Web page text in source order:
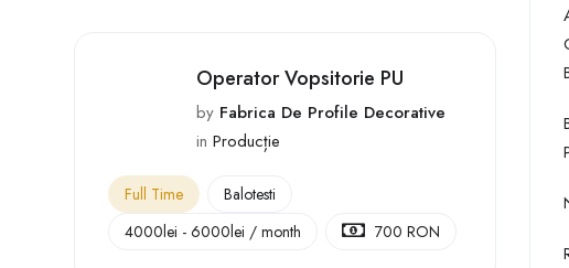
Operator Vopsitorie PU
by Fabrica De Profile Decorative
in Producție
Full Time
Balotesti
4000lei - 6000lei / month 700 RON